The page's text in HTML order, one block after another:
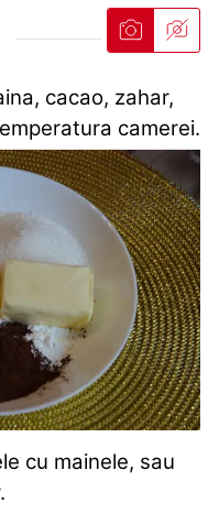
cacao, zahar,
camerei.
cu mainele, sau